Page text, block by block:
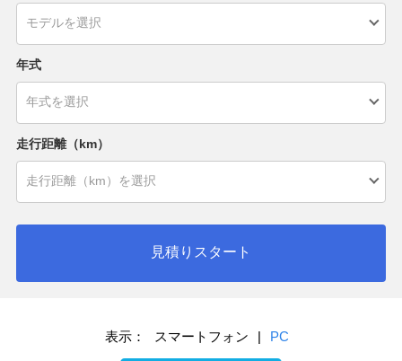
年式
走行距離（km）
見積りスタート
表示： スマートフォン | PC